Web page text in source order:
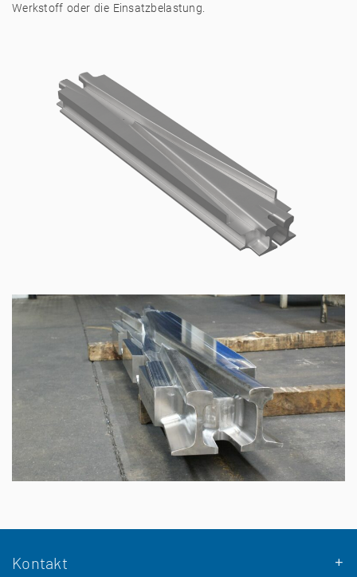
Werkstoff oder die Einsatzbelastung.
Kontakt